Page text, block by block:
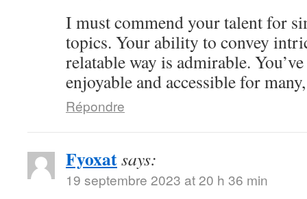
I must commend your talent for
topics. Your ability to convey
relatable way is admirable.
enjoyable and accessible for
Répondre
Fyoxatsays:
19 septembre 2023 at 20 h 36 min